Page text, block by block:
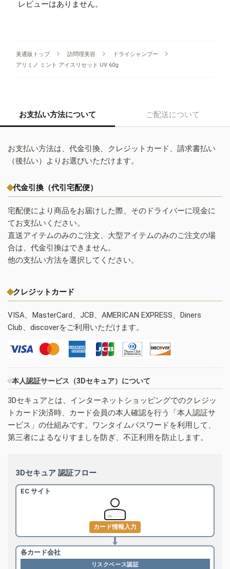
レビューはありません。
美通販トップ 訪問理美容
ドライシャンプー
アリミノ ミント アイスリセット UV 60g
お支払い方法について ご配送について
お支払い方法は、代金引換、クレジットカード、請求書払い
（後払い）よりお選びいただけます。
代金引換（代引宅配便）
宅配便により商品をお届けした際、そのドライバーに現金に
てお支払いください。
直送アイテムのみのご注文、大型アイテムのみのご注文の場
合は、代金引換はできません。
他の支払い方法を選択してください。
クレジットカード
VISA、MasterCard、JCB、AMERICAN EXPRESS、Diners
Club、discoverをご利用いただけます。
本人認証サービス（3Dセキュア）について
3Dセキュアとは、インターネットショッピングでのクレジッ
トカード決済時、カード会員の本人確認を行う「本人認証サ
ービス」の仕組みです。ワンタイムパスワードを利用して、
第三者によるなりすましを防ぎ、不正利用を防止します。
3Dセキュア 認証フロー
EC サイト
カード情報入力
各カード会社
リスクベース認証